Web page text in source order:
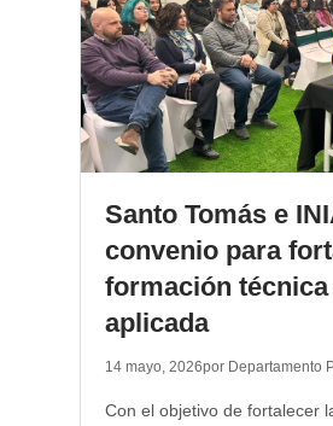
Santo Tomás e
convenio para
formación
aplicada
14 mayo, 2026por Departamento
Con el objetivo de fortalecer